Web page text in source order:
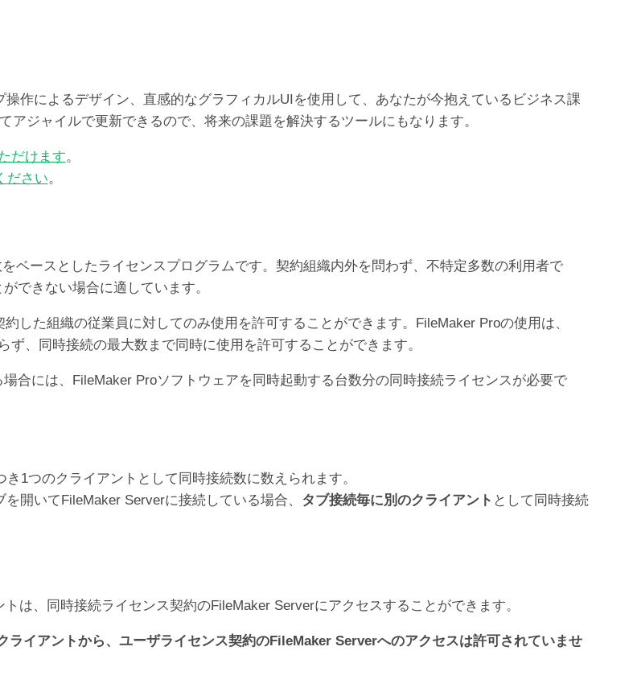
作によるデザイン、直感的なグラフィカルUIを使用して、あなたが今抱えているビジネス課
ジャイルで更新できるので、将来の課題を解決するツールにもなります。
だけます。
ださい。
ベースとしたライセンスプログラムです。契約組織内外を問わず、不特定多数の利用者で
できない場合に適しています。
した組織の従業員に対してのみ使用を許可することができます。FileMaker Proの使用は、
、同時接続の最大数まで同時に使用を許可することができます。
合には、FileMaker Proソフトウェアを同時起動する台数分の同時接続ライセンスが必要で
き1つのクライアントとして同時接続数に数えられます。
開いてFileMaker Serverに接続している場合、 タブ接続毎に別のクライアント として同時接続
は、同時接続ライセンス契約のFileMaker Serverにアクセスすることができます。
イアントから、ユーザライセンス契約のFileMaker Serverへのアクセスは許可されていませ